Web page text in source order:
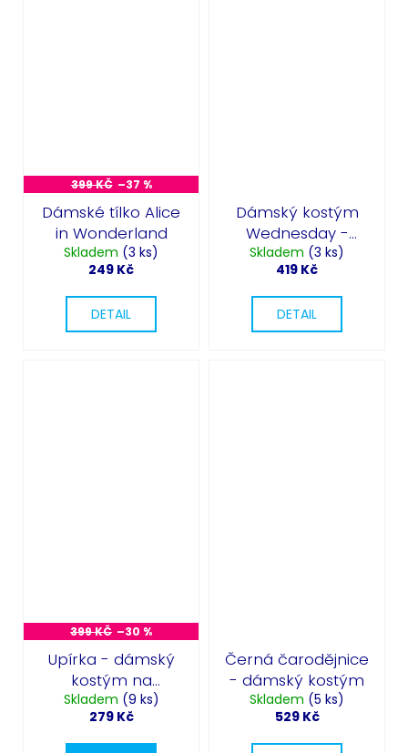
399 KČ –37 %
Dámské tílko Alice
in Wonderland
Skladem (3 ks)
249 Kč
DETAIL
Dámský kostým
Wednesday -
Halloween
Skladem (3 ks)
419 Kč
DETAIL
399 KČ –30 %
Upírka - dámský
kostým na
Halloween
Skladem (9 ks)
279 Kč
Černá čarodějnice
- dámský kostým
Skladem (5 ks)
529 Kč